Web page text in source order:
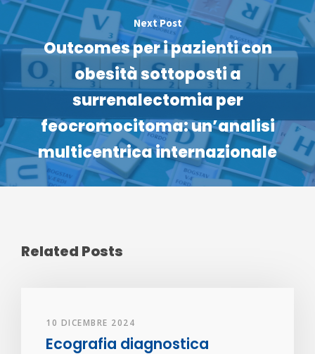
Next Post
Outcomes per i pazienti con
obesità sottoposti a
surrenalectomia per
feocromocitoma: un’analisi
multicentrica internazionale
Related Posts
10 DICEMBRE 2024
Ecografia diagnostica